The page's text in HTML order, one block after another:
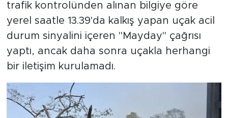
trafik kontrolünden alınan bilgiye göre
yerel saatle 13.39'da kalkış yapan uçak acil
durum sinyalini içeren "Mayday" çağrısı
yaptı, ancak daha sonra uçakla herhangi
bir iletişim kurulamadı.